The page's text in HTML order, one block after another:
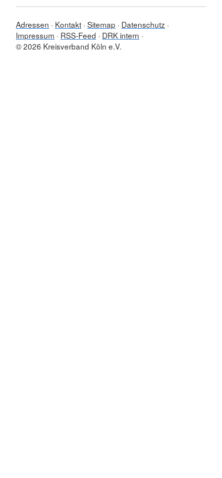
Adressen Kontakt Sitemap
Datenschutz
Impressum
RSS-Feed
DRK intern
© 2026 Kreisverband Köln e.V.